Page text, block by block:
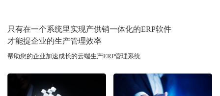
只有在一个系统里实现产供销一体化的ERP软件
才能提企业的生产管理效率
帮助您的企业加速成长的云端生产ERP管理系统